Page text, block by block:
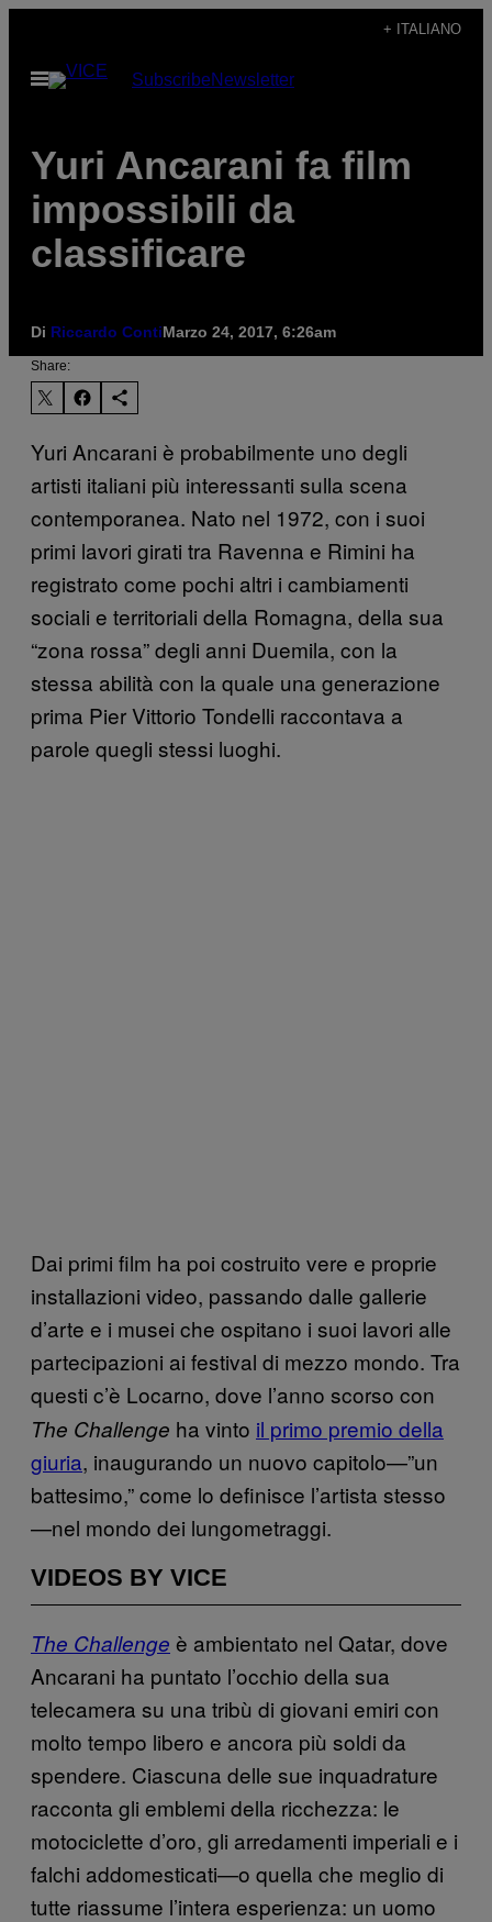
contenuto
+ ITALIANO
Apri
SubscribeNewsletter
Yuri Ancarani fa film
impossibili da
classificare
Di Riccardo ContiMarzo 24, 2017, 6:26am
Share:
Yuri Ancarani è probabilmente uno degli
artisti italiani più interessanti sulla scena
contemporanea. Nato nel 1972, con i suoi
primi lavori girati tra Ravenna e Rimini ha
registrato come pochi altri i cambiamenti
sociali e territoriali della Romagna, della sua
“zona rossa” degli anni Duemila, con la
stessa abilità con la quale una generazione
prima Pier Vittorio Tondelli raccontava a
parole quegli stessi luoghi.
Dai primi film ha poi costruito vere e proprie
installazioni video, passando dalle gallerie
d’arte e i musei che ospitano i suoi lavori alle
partecipazioni ai festival di mezzo mondo. Tra
questi c’è Locarno, dove l’anno scorso con
The Challenge ha vinto il primo premio della
giuria, inaugurando un nuovo capitolo—”un
battesimo,” come lo definisce l’artista stesso
—nel mondo dei lungometraggi.
VIDEOS BY VICE
The Challenge è ambientato nel Qatar, dove
Ancarani ha puntato l’occhio della sua
telecamera su una tribù di giovani emiri con
molto tempo libero e ancora più soldi da
spendere. Ciascuna delle sue inquadrature
racconta gli emblemi della ricchezza: le
motociclette d’oro, gli arredamenti imperiali e i
falchi addomesticati—o quella che meglio di
tutte riassume l’intera esperienza: un uomo